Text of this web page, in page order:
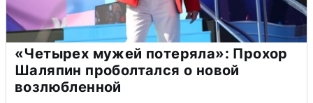
«Четырех мужей потеряла»: Прохор
Шаляпин проболтался о новой
возлюбленной